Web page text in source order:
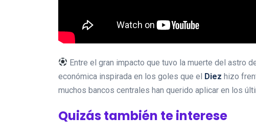
Entre el gran impacto que tuvo la muerte del astro
económica inspirada en los goles que el Diez hizo
muchos bancos centrales han querido aplicar en los
Quizás también te interese